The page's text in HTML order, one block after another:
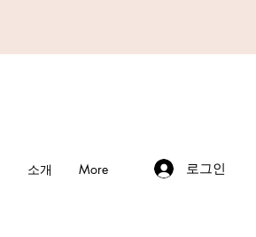
소개 More 로그인